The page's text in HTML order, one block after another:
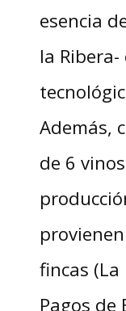
esencia
la
Además,
de 6
fincas (La
Pagos de